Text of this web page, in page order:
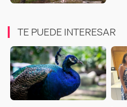
TE PUEDE INTERESAR